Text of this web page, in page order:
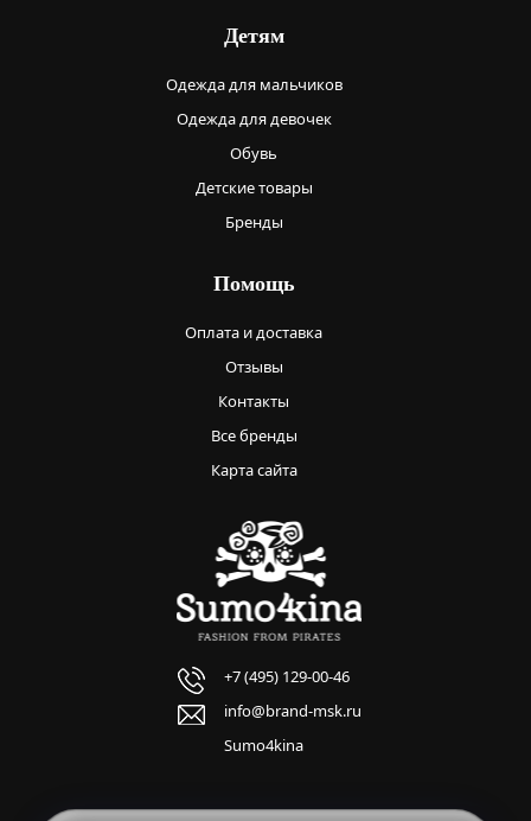
Детям
Одежда для мальчиков
Одежда для девочек
Обувь
Детские товары
Бренды
Помощь
Оплата и доставка
Отзывы
Контакты
Все бренды
Карта сайта
+7 (495) 129-00-46
info@brand-msk.ru
Sumo4kina